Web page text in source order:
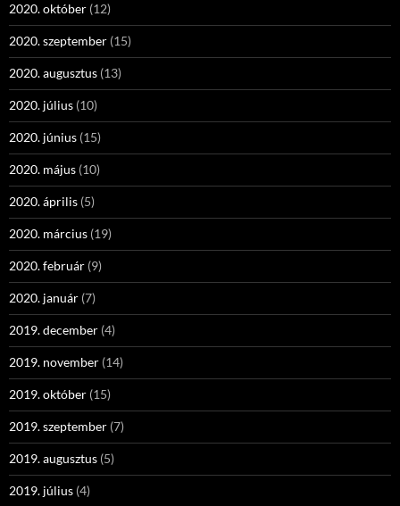
2020. október (12)
2020. szeptember (15)
2020. augusztus (13)
2020. július (10)
2020. június (15)
2020. május (10)
2020. április (5)
2020. március (19)
2020. február (9)
2020. január (7)
2019. december (4)
2019. november (14)
2019. október (15)
2019. szeptember (7)
2019. augusztus (5)
2019. július (4)